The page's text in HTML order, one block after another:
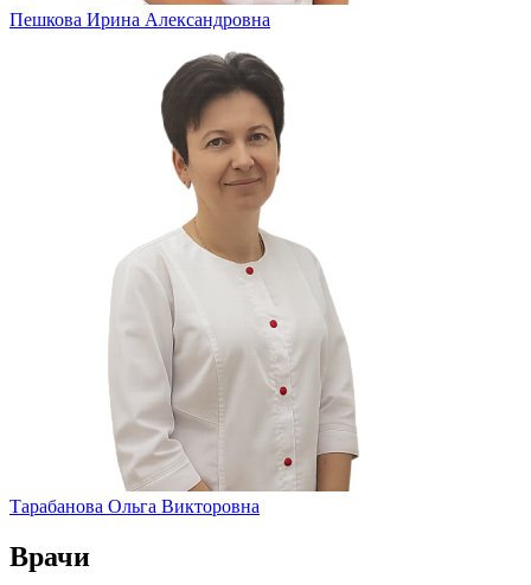
Пешкова Ирина Александровна
Тарабанова Ольга Викторовна
Врачи